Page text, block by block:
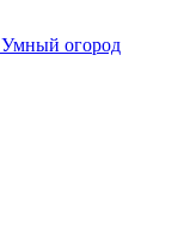
Умный огород